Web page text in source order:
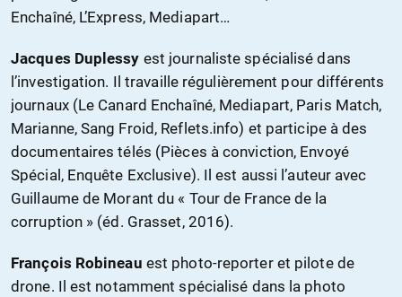
Enchaîné, L’Express, Mediapart…
Jacques Duplessy est journaliste spécialisé dans
l’investigation. Il travaille régulièrement pour différents
journaux (Le Canard Enchaîné, Mediapart, Paris Match,
Marianne, Sang Froid, Reflets.info) et participe à des
documentaires télés (Pièces à conviction, Envoyé
Spécial, Enquête Exclusive). Il est aussi l’auteur avec
Guillaume de Morant du « Tour de France de la
corruption » (éd. Grasset, 2016).
François Robineau est photo-reporter et pilote de
drone. Il est notamment spécialisé dans la photo